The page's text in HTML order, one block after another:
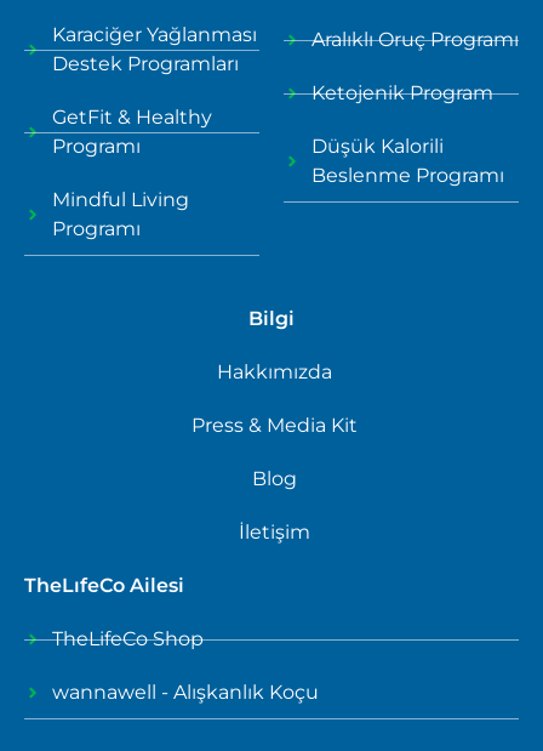
Karaciğer Yağlanması
Destek Programları
GetFit & Healthy
Programı
Mindful Living
Programı
Aralıklı Oruç Programı
Ketojenik Program
Düşük Kalorili
Beslenme Programı
Bilgi
Hakkımızda
Press & Media Kit
Blog
İletişim
TheLıfeCo Ailesi
TheLifeCo Shop
wannawell - Alışkanlık Koçu